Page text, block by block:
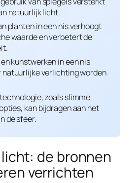
natuurlijk licht.
planten in een nis verhoogt
waarde en verbetert de
kunstwerken in een nis
natuurlijke verlichting worden
zoals slimme
kan bijdragen aan het
de sfeer.
de bronnen
verrichten